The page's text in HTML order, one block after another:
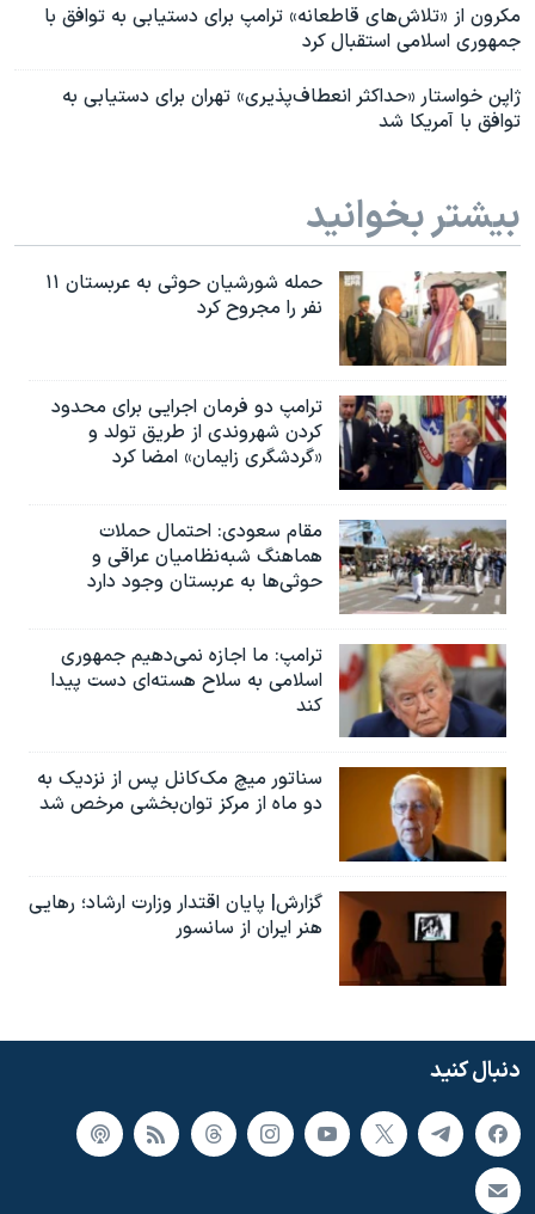
مکرون از «تلاش‌های قاطعانه‌» ترامپ برای دستیابی به توافق با
جمهوری اسلامی استقبال کرد
ژاپن خواستار «حداکثر انعطاف‌پذیری» تهران برای دستیابی به
توافق با آمریکا شد
بیشتر بخوانید
حمله شورشیان حوثی به عربستان ۱۱
نفر را مجروح کرد
ترامپ دو فرمان اجرایی برای محدود
کردن شهروندی از طریق تولد و
«گردشگری زایمان» امضا کرد
مقام سعودی: احتمال حملات
هماهنگ شبه‌نظامیان عراقی و
حوثی‌ها به عربستان وجود دارد
ترامپ: ما اجازه نمی‌دهیم جمهوری
اسلامی به سلاح هسته‌ای دست پیدا
کند
سناتور میچ مک‌کانل پس از نزدیک به
دو ماه از مرکز توان‌بخشی مرخص شد
گزارش| پایان اقتدار وزارت ارشاد؛ رهایی
هنر ایران از سانسور
دنبال کنید